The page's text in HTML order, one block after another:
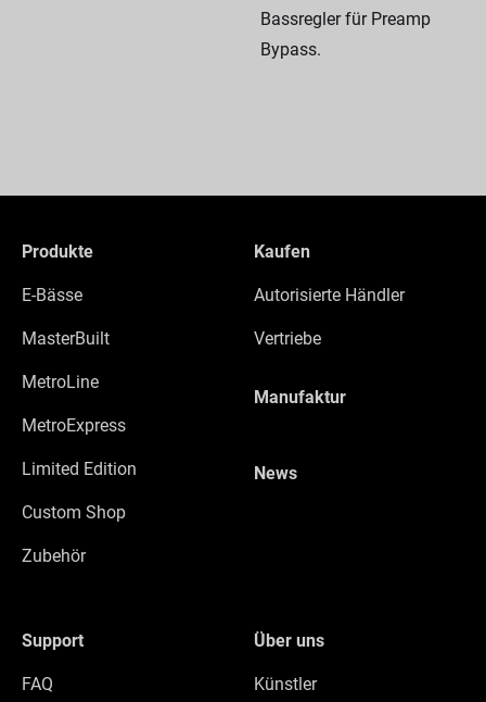
Bassregler für Preamp
Bypass.
Produkte
E-Bässe
MasterBuilt
MetroLine
MetroExpress
Limited Edition
Custom Shop
Zubehör
Kaufen
Autorisierte Händler
Vertriebe
Manufaktur
News
Support
FAQ
Über uns
Künstler